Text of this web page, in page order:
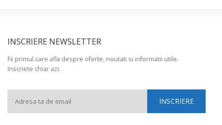
INSCRIERE NEWSLETTER
Fii primul care afla despre oferte, noutati si informatii utile.
Inscriete chiar azi.